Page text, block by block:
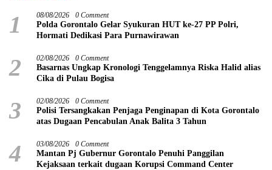
1 08/08/2026 0 Comment
Polda Gorontalo Gelar Syukuran HUT ke-27 PP Polri,
Hormati Dedikasi Para Purnawirawan
2 02/08/2026 0 Comment
Basarnas Ungkap Kronologi Tenggelamnya Riska Halid alias
Cika di Pulau Bogisa
3 02/08/2026 0 Comment
Polisi Tersangkakan Penjaga Penginapan di Kota Gorontalo
atas Dugaan Pencabulan Anak Balita 3 Tahun
4 03/08/2026 0 Comment
Mantan Pj Gubernur Gorontalo Penuhi Panggilan
Kejaksaan terkait dugaan Korupsi Command Center